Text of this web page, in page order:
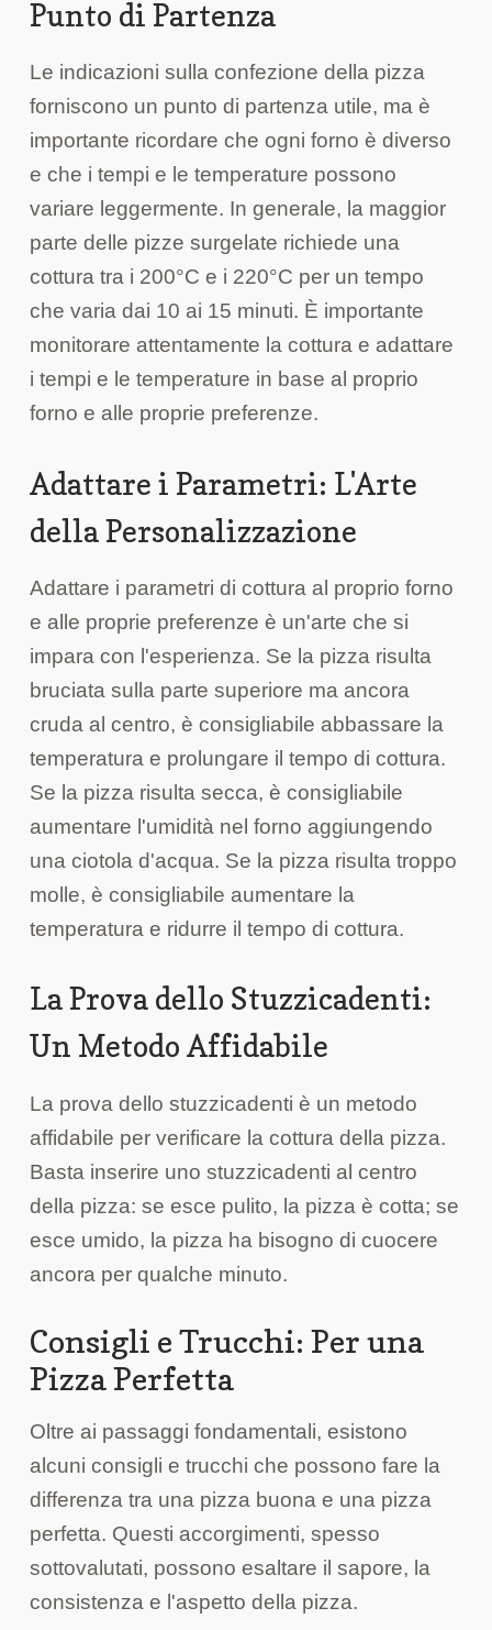
Punto di Partenza
Le indicazioni sulla confezione della pizza
forniscono un punto di partenza utile, ma è
importante ricordare che ogni forno è diverso
e che i tempi e le temperature possono
variare leggermente. In generale, la maggior
parte delle pizze surgelate richiede una
cottura tra i 200°C e i 220°C per un tempo
che varia dai 10 ai 15 minuti. È importante
monitorare attentamente la cottura e adattare
i tempi e le temperature in base al proprio
forno e alle proprie preferenze.
Adattare i Parametri: L'Arte
della Personalizzazione
Adattare i parametri di cottura al proprio forno
e alle proprie preferenze è un'arte che si
impara con l'esperienza. Se la pizza risulta
bruciata sulla parte superiore ma ancora
cruda al centro, è consigliabile abbassare la
temperatura e prolungare il tempo di cottura.
Se la pizza risulta secca, è consigliabile
aumentare l'umidità nel forno aggiungendo
una ciotola d'acqua. Se la pizza risulta troppo
molle, è consigliabile aumentare la
temperatura e ridurre il tempo di cottura.
La Prova dello Stuzzicadenti:
Un Metodo Affidabile
La prova dello stuzzicadenti è un metodo
affidabile per verificare la cottura della pizza.
Basta inserire uno stuzzicadenti al centro
della pizza: se esce pulito, la pizza è cotta; se
esce umido, la pizza ha bisogno di cuocere
ancora per qualche minuto.
Consigli e Trucchi: Per una
Pizza Perfetta
Oltre ai passaggi fondamentali, esistono
alcuni consigli e trucchi che possono fare la
differenza tra una pizza buona e una pizza
perfetta. Questi accorgimenti, spesso
sottovalutati, possono esaltare il sapore, la
consistenza e l'aspetto della pizza.